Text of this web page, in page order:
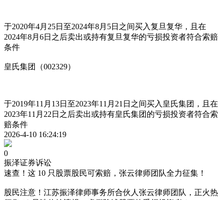
于2020年4月25日至2024年8月5日之间买入复旦复华，且在
2024年8月6日之后卖出或持有复旦复华的亏损投资者符合索赔
条件
皇氏集团（002329）
于2019年11月13日至2023年11月21日之间买入皇氏集团，且在
2023年11月22日之后卖出或持有皇氏集团的亏损投资者符合索
赔条件
2026-4-10 16:24:19
0
振泽证券诉讼
速查！这 10 只股票股民可索赔，张云律师团队全力征集！
股民注意！江苏振泽律师事务所合伙人张云律师团队，正火热